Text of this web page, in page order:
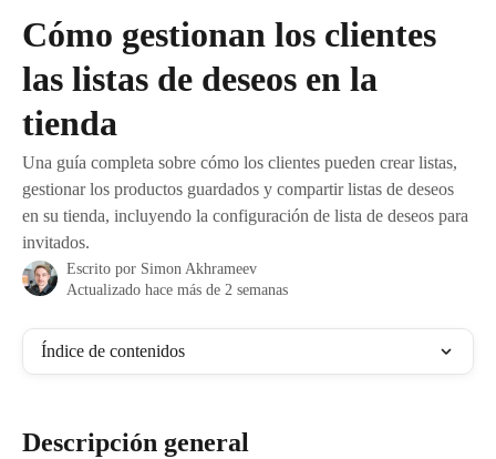
Cómo gestionan los clientes
las listas de deseos en la
tienda
Una guía completa sobre cómo los clientes pueden crear listas,
gestionar los productos guardados y compartir listas de deseos
en su tienda, incluyendo la configuración de lista de deseos para
invitados.
Escrito por Simon Akhrameev
Actualizado hace más de 2 semanas
Índice de contenidos
Descripción general